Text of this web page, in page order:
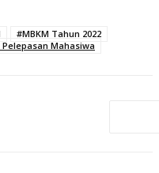
#MBKM Tahun 2022
Pelepasan Mahasiwa